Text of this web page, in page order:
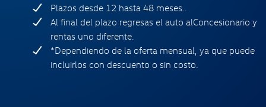
Plazos desde 12 hasta 48 meses..
Al final del plazo regresas el auto alConcesionario y
rentas uno diferente.
*Dependiendo de la oferta mensual, ya que puede
incluirlos con descuento o sin costo.